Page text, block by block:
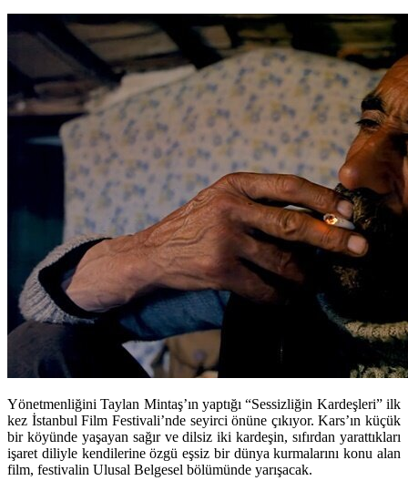
Yönetmenliğini Taylan Mintaş’ın yaptığı “Sessizliğin Kardeşleri” ilk
kez İstanbul Film Festivali’nde seyirci önüne çıkıyor. Kars’ın küçük
bir köyünde yaşayan sağır ve dilsiz iki kardeşin, sıfırdan yarattıkları
işaret diliyle kendilerine özgü eşsiz bir dünya kurmalarını konu alan
film, festivalin Ulusal Belgesel bölümünde yarışacak.